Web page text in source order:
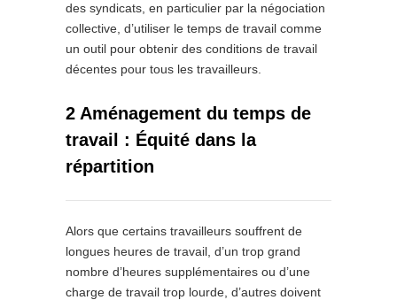
des syndicats, en particulier par la négociation
collective, d’utiliser le temps de travail comme
un outil pour obtenir des conditions de travail
décentes pour tous les travailleurs.
2 Aménagement du temps de
travail : Équité dans la
répartition
Alors que certains travailleurs souffrent de
longues heures de travail, d’un trop grand
nombre d’heures supplémentaires ou d’une
charge de travail trop lourde, d’autres doivent